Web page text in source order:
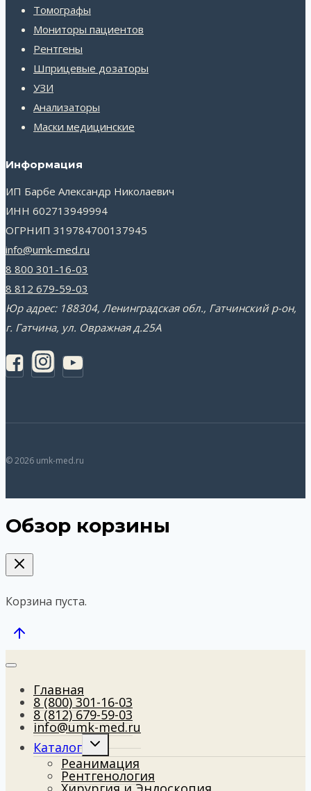
Томографы
Мониторы пациентов
Рентгены
Шприцевые дозаторы
УЗИ
Анализаторы
Маски медицинские
Информация
ИП Барбе Александр Николаевич
ИНН 602713949994
ОГРНИП 319784700137945
info@umk-med.ru
8 800 301-16-03
8 812 679-59-03
Юр адрес: 188304, Ленинградская обл., Гатчинский р-он,
г. Гатчина, ул. Овражная д.25А
© 2026 umk-med.ru
Обзор корзины
Корзина пуста.
Главная
8 (800) 301-16-03
8 (812) 679-59-03
info@umk-med.ru
Каталог
Развернуть
дочернее
меню
Реанимация
Рентгенология